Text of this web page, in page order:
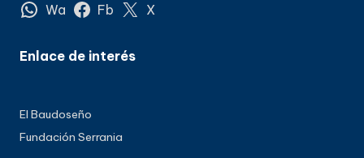
Wa Fb X
Enlace de interés
El Baudoseño
Fundación Serrania